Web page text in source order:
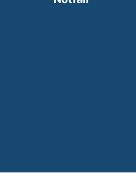
in a new window)